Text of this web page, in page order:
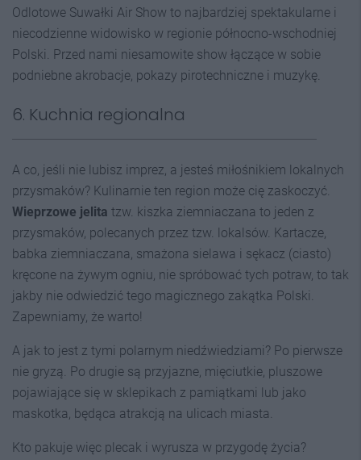
Odlotowe Suwałki Air Show to najbardziej spektakularne i
niecodzienne widowisko w regionie północno-wschodniej
Polski. Przed nami niesamowite show łączące w sobie
podniebne akrobacje, pokazy pirotechniczne i muzykę.
6. Kuchnia regionalna
A co, jeśli nie lubisz imprez, a jesteś miłośnikiem lokalnych
przysmaków? Kulinarnie ten region może cię zaskoczyć.
Wieprzowe jelita tzw. kiszka ziemniaczana to jeden z
przysmaków, polecanych przez tzw. lokalsów. Kartacze,
babka ziemniaczana, smażona sielawa i sękacz (ciasto)
kręcone na żywym ogniu, nie spróbować tych potraw, to tak
jakby nie odwiedzić tego magicznego zakątka Polski.
Zapewniamy, że warto!
A jak to jest z tymi polarnym niedźwiedziami? Po pierwsze
nie gryzą. Po drugie są przyjazne, mięciutkie, pluszowe
pojawiające się w sklepikach z pamiątkami lub jako
maskotka, będąca atrakcją na ulicach miasta.
Kto pakuje więc plecak i wyrusza w przygodę życia?